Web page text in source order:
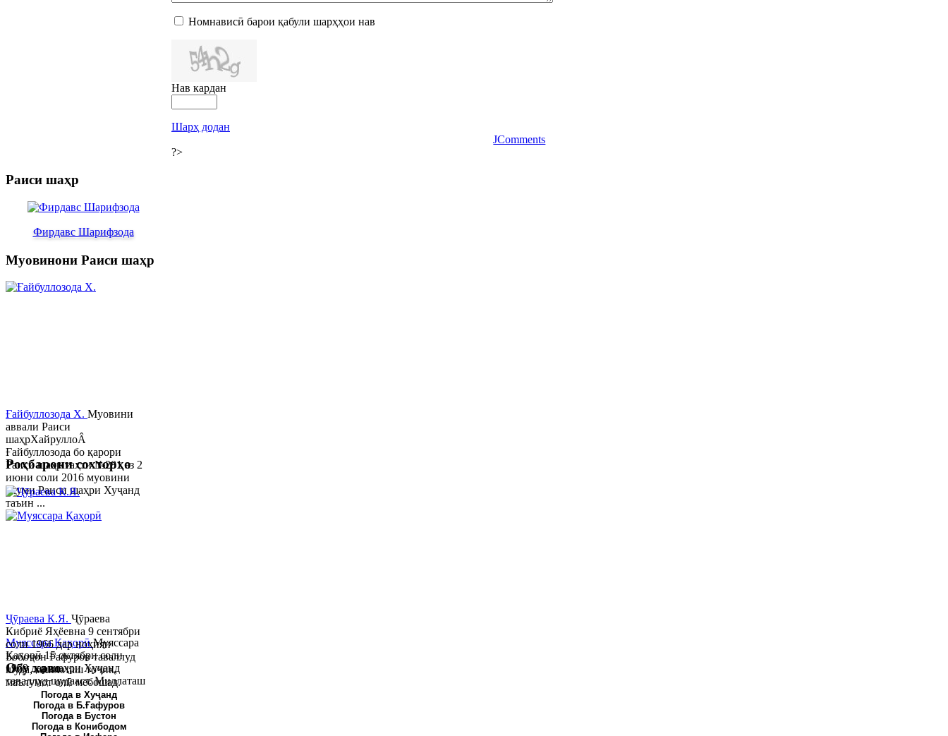
Номнависӣ барои қабули шарҳҳои нав
Нав кардан
Шарҳ додан
JComments
?>
Раиси шаҳр
Фирдавс Шарифзода
Муовинони Раиси шаҳр
Ғайбуллозода Х. Муовини
аввали Раиси
шаҳрХайруллоÂ
Ғайбуллозода бо қарори
Раиси шаҳр таҳти №281 аз 2
июни соли 2016 муовини
якуми Раиси шаҳри Хуҷанд
таъин ...
Муяссара ҚаҳорӣМуяссара
Қаҳорӣ 15 октябри соли
1979 дар шаҳри Хуҷанд
таваллуд шудааст. Миллаташ
тоҷик. Маълумот олӣ. Соли
2002 Донишгоҳи давлатии
Хуҷанд ба...
Роҳбарони сохторҳо
Ҷӯраева К.Я. Ҷӯраева
Кибриё Яҳёевна 9 сентябри
соли 1966 дар ноҳияи
Бобоҷон Ғафуров таваллуд
шуда, миллаташ тоҷик,
маълумот олӣ мебошад.
Соли 1997 Донишг...
Обу хаво
Погода в Хуҷанд
Погода в Б.Ғафуров
Погода в Бустон
Погода в Конибодом